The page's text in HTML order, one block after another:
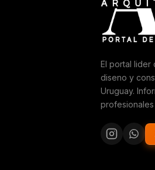
El portal lider
diseno y
Uruguay.